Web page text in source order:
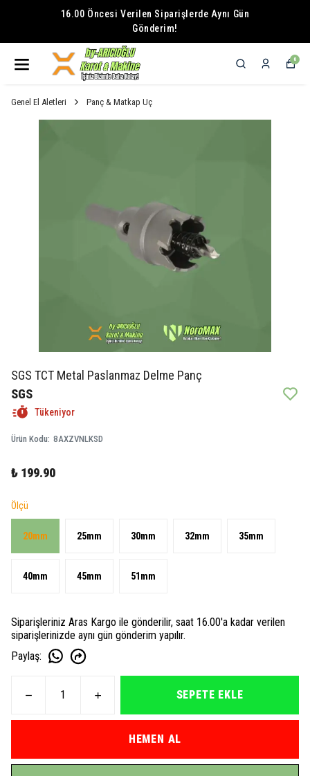
16.00 Öncesi Verilen Siparişlerde Aynı Gün
Gönderim!
0
Genel El Aletleri Panç & Matkap Uç
SGS TCT Metal Paslanmaz Delme Panç
SGS
Tükeniyor
Ürün Kodu: 8AXZVNLKSD
₺ 199.90
Ölçü
20mm 25mm 30mm 32mm 35mm
40mm 45mm 51mm
Siparişleriniz Aras Kargo ile gönderilir, saat 16.00'a kadar verilen
siparişlerinizde aynı gün gönderim yapılır.
Paylaş:
SEPETE EKLE
HEMEN AL